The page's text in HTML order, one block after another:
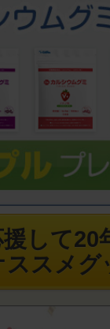
して20
スメグ